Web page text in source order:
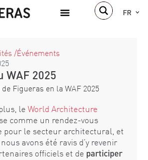
FR
/Événements
WAF 2025
le World Architecture
comme un rendez-vous
pour le secteur architectural, et
avons été ravis d’y revenir
officiels et de participer